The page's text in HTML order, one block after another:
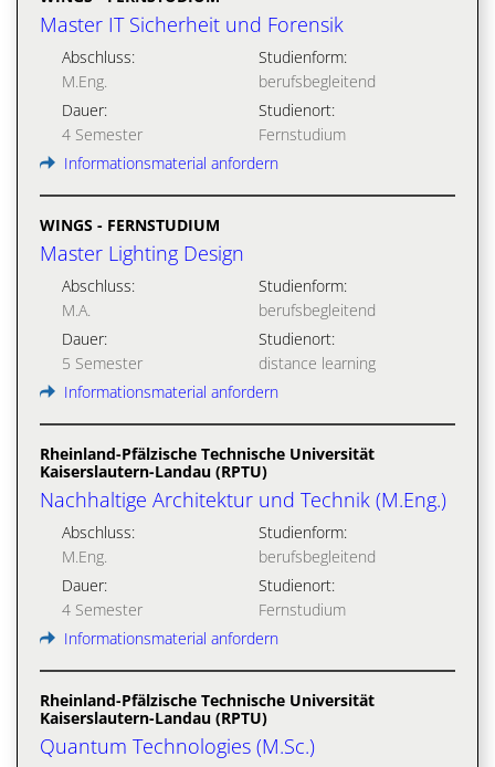
Master IT Sicherheit und Forensik
Abschluss:
M.Eng.
Studienform:
berufsbegleitend
Dauer:
4 Semester
Studienort:
Fernstudium
Informationsmaterial anfordern
WINGS - FERNSTUDIUM
Master Lighting Design
Abschluss:
M.A.
Studienform:
berufsbegleitend
Dauer:
5 Semester
Studienort:
distance learning
Informationsmaterial anfordern
Rheinland-Pfälzische Technische Universität
Kaiserslautern-Landau (RPTU)
Nachhaltige Architektur und Technik (M.Eng.)
Abschluss:
M.Eng.
Studienform:
berufsbegleitend
Dauer:
4 Semester
Studienort:
Fernstudium
Informationsmaterial anfordern
Rheinland-Pfälzische Technische Universität
Kaiserslautern-Landau (RPTU)
Quantum Technologies (M.Sc.)